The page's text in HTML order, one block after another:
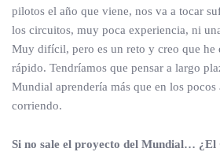
pilotos el año que viene, nos va a tocar
los circuitos, muy poca experiencia, ni
Muy difícil, pero es un reto y creo que he
rápido. Tendríamos que pensar a largo
Mundial aprendería más que en los pocos
corriendo.
Si no sale el proyecto del Mundial… ¿El